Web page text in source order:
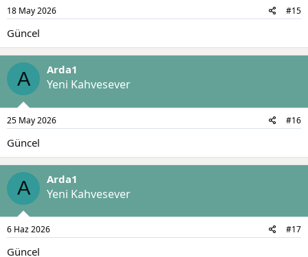
18 May 2026 #15
Güncel
A Arda1
Yeni Kahvesever
25 May 2026 #16
Güncel
A Arda1
Yeni Kahvesever
6 Haz 2026 #17
Güncel